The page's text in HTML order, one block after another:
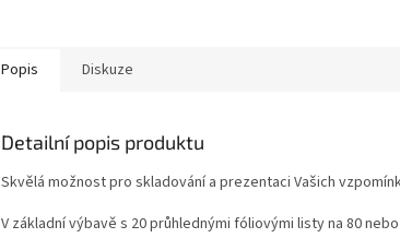
Popis Diskuze
Detailní popis produktu
Skvělá možnost pro skladování a prezentaci Vašich
V základní výbavě s 20 průhlednými fóliovými listy na 80